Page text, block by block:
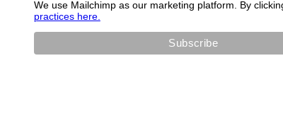
We use Mailchimp as our marketing platform. By
practices here.